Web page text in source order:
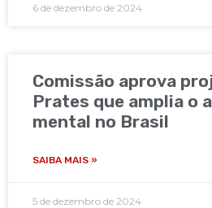
6 de dezembro de 2024
Comissão aprova
Prates que amplia o
mental no Brasil
SAIBA MAIS »
5 de dezembro de 2024